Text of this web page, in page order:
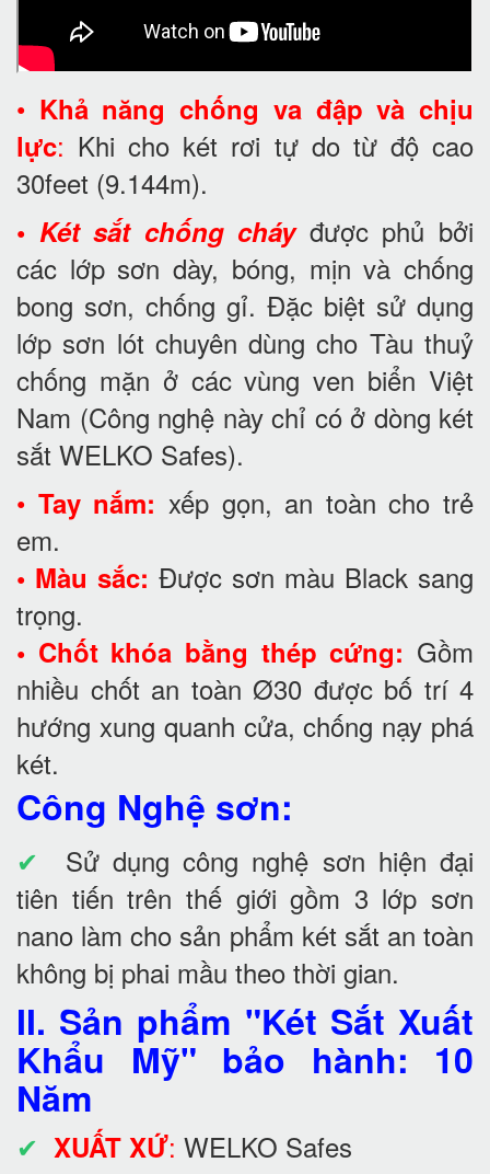
• Khả năng chống va đập và chịu
lực: Khi cho két rơi tự do từ độ cao
30feet (9.144m).
• Két sắt chống cháyđược phủ bởi
các lớp sơn dày, bóng, mịn và chống
bong sơn, chống gỉ. Đặc biệt sử dụng
lớp sơn lót chuyên dùng cho Tàu thuỷ
chống mặn ở các vùng ven biển Việt
Nam (Công nghệ này chỉ có ở dòng két
sắt WELKO Safes).
• Tay nắm: xếp gọn, an toàn cho trẻ
em.
• Màu sắc: Được sơn màu Black sang
trọng.
• Chốt khóa bằng thép cứng: Gồm
nhiều chốt an toàn Ø30 được bố trí 4
hướng xung quanh cửa, chống nạy phá
két.
Công Nghệ sơn:
✔ Sử dụng công nghệ sơn hiện đại
tiên tiến trên thế giới gồm 3 lớp sơn
nano làm cho sản phẩm két sắt an toàn
không bị phai mầu theo thời gian.
II. Sản phẩm "Két Sắt Xuất
Khẩu Mỹ" bảo hành: 10
Năm
✔ XUẤT XỨ: WELKO Safes